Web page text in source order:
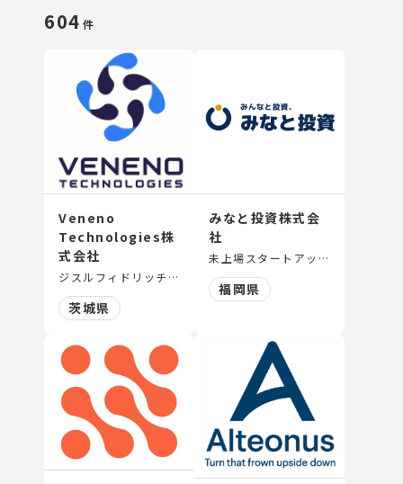
604 件
Veneno
Technologies株
式会社
ジスルフィドリッチペプチドをベースとした新規な医薬品・農薬・バイオケミカルの研究開発
茨城県
みなと投資株式会
社
未上場スタートアップに対する投資サービスの企画・設計・提供／スタートアップ向けのコンサルティング
福岡県